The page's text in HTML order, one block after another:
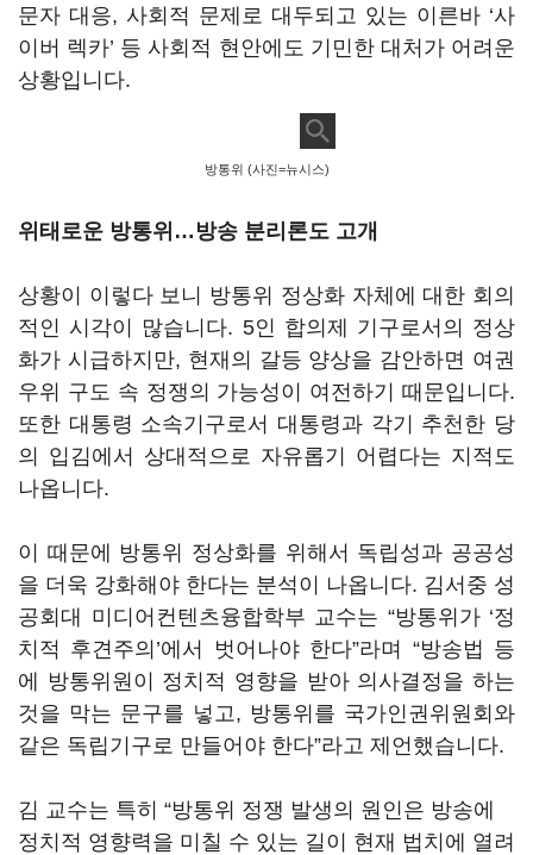
문자 대응, 사회적 문제로 대두되고 있는 이른바 ‘사
이버 렉카’ 등 사회적 현안에도 기민한 대처가 어려운
상황입니다.
방통위 (사진=뉴시스)
위태로운 방통위…방송 분리론도 고개
상황이 이렇다 보니 방통위 정상화 자체에 대한 회의
적인 시각이 많습니다. 5인 합의제 기구로서의 정상
화가 시급하지만, 현재의 갈등 양상을 감안하면 여권
우위 구도 속 정쟁의 가능성이 여전하기 때문입니다.
또한 대통령 소속기구로서 대통령과 각기 추천한 당
의 입김에서 상대적으로 자유롭기 어렵다는 지적도
나옵니다.
이 때문에 방통위 정상화를 위해서 독립성과 공공성
을 더욱 강화해야 한다는 분석이 나옵니다. 김서중 성
공회대 미디어컨텐츠융합학부 교수는 “방통위가 ‘정
치적 후견주의 ’에서 벗어나야 한다”라며 “방송법 등
에 방통위원이 정치적 영향을 받아 의사결정을 하는
것을 막는 문구를 넣고, 방통위를 국가인권위원회와
같은 독립기구로 만들어야 한다”라고 제언했습니다.
김 교수는 특히 “방통위 정쟁 발생의 원인은 방송에
정치적 영향력을 미칠 수 있는 길이 현재 법치에 열려